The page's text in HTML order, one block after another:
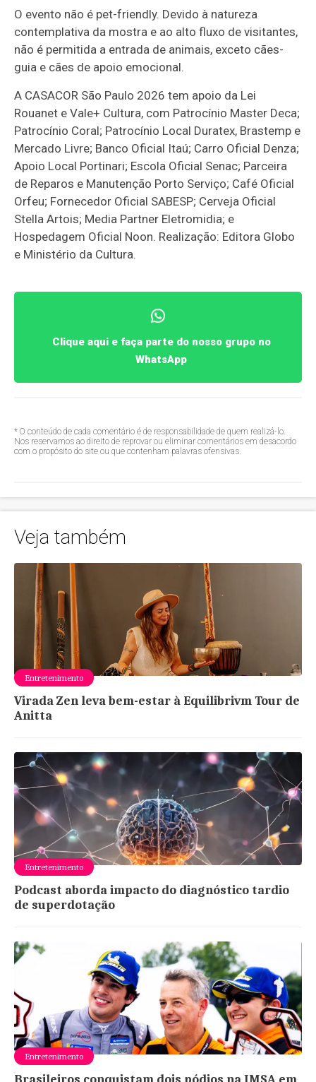
O evento não é pet-friendly. Devido à natureza
contemplativa da mostra e ao alto fluxo de visitantes,
não é permitida a entrada de animais, exceto cães-
guia e cães de apoio emocional.
A CASACOR São Paulo 2026 tem apoio da Lei
Rouanet e Vale+ Cultura, com Patrocínio Master Deca;
Patrocínio Coral; Patrocínio Local Duratex, Brastemp e
Mercado Livre; Banco Oficial Itaú; Carro Oficial Denza;
Apoio Local Portinari; Escola Oficial Senac; Parceira
de Reparos e Manutenção Porto Serviço; Café Oficial
Orfeu; Fornecedor Oficial SABESP; Cerveja Oficial
Stella Artois; Media Partner Eletromidia; e
Hospedagem Oficial Noon. Realização: Editora Globo
e Ministério da Cultura.
Clique aqui e faça parte do nosso grupo no
WhatsApp
* O conteúdo de cada comentário é de responsabilidade de quem realizá-lo.
Nos reservamos ao direito de reprovar ou eliminar comentários em desacordo
com o propósito do site ou que contenham palavras ofensivas.
Veja também
Entretenimento
Virada Zen leva bem-estar à Equilibrivm Tour de
Anitta
Entretenimento
Podcast aborda impacto do diagnóstico tardio
de superdotação
Entretenimento